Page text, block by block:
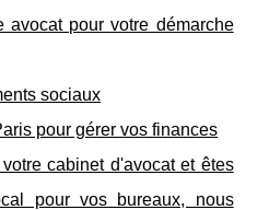
avocat pour votre démarche
sociaux
pour gérer vos finances
cabinet d'avocat et êtes
pour vos bureaux, nous